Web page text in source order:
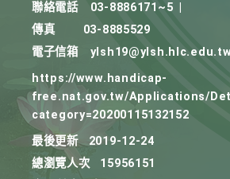
聯絡電話
03-8886171~5
傳真
03-8885529
電子信箱
https://www.handicap-
free.nat.gov.tw/Applications/
category=20200115132152
最後更新
2019-12-24
總瀏覽人次
15956151